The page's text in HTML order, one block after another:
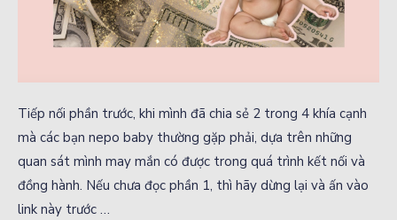
Tiếp nối phần trước, khi mình đã chia sẻ 2 trong 4 khía cạnh
mà các bạn nepo baby thường gặp phải, dựa trên những
quan sát mình may mắn có được trong quá trình kết nối và
đồng hành. Nếu chưa đọc phần 1, thì hãy dừng lại và ấn vào
link này trước …